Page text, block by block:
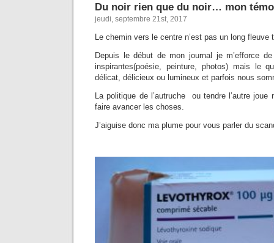
Du noir rien que du noir… mon
jeudi, septembre 21st, 2017
Le chemin vers le centre n’est pas un long fleuve
Depuis le début de mon journal je m’efforce
inspirantes(poésie, peinture, photos) mais le
délicat, délicieux ou lumineux et parfois nous
La politique de l’autruche ou tendre l’autre joue
faire avancer les choses.
J’aiguise donc ma plume pour vous parler du